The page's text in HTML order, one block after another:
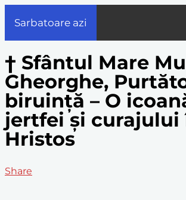
Sarbatoare azi
† Sfântul Mare
Gheorghe,
biruinţă – O
jertfei și curajului
Hristos
Share